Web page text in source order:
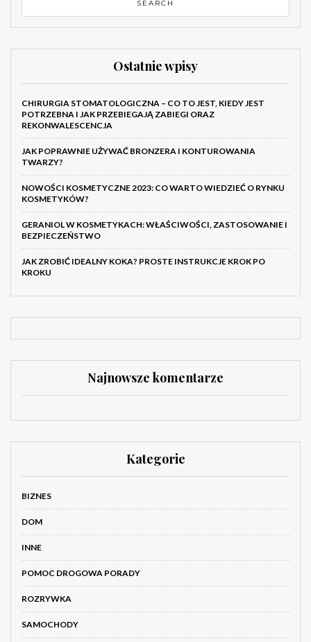
Ostatnie wpisy
CHIRURGIA STOMATOLOGICZNA – CO TO JEST, KIEDY JEST
POTRZEBNA I JAK PRZEBIEGAJĄ ZABIEGI ORAZ
REKONWALESCENCJA
JAK POPRAWNIE UŻYWAĆ BRONZERA I KONTUROWANIA
TWARZY?
NOWOŚCI KOSMETYCZNE 2023: CO WARTO WIEDZIEĆ O RYNKU
KOSMETYKÓW?
GERANIOL W KOSMETYKACH: WŁAŚCIWOŚCI, ZASTOSOWANIE I
BEZPIECZEŃSTWO
JAK ZROBIĆ IDEALNY KOKA? PROSTE INSTRUKCJE KROK PO
KROKU
Najnowsze komentarze
Kategorie
BIZNES
DOM
INNE
POMOC DROGOWA PORADY
ROZRYWKA
SAMOCHODY